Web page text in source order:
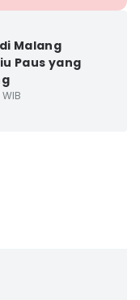
Malang
Paus yang